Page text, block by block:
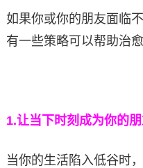
如果你或你的朋友面临
有一些策略可以帮助治
1.让当下时刻成为你的
当你的生活陷入低谷时